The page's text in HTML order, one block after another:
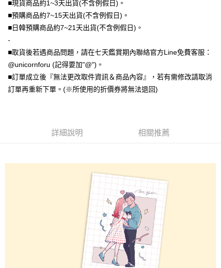
元大商業銀行
星展（台灣）商業銀行
台新國際商業銀行
中國信託商業銀行
匯豐（台灣）商業銀行
華泰商業銀行
聯邦商業銀行
遠東國際商業銀行
元大商業銀行
永豐商業銀行
台灣樂天信用卡公司
臺灣中小企業銀行
匯豐（台灣）商業銀行
華泰商業銀行
聯邦商業銀行
遠東國際商業銀行
玉山商業銀行
星展（台灣）商業銀行
台新國際商業銀行
台灣樂天信用卡公司
上海商業儲蓄銀行
台北富邦商業銀行
兆豐國際商業銀行
臺灣中小企業銀行
台中商業銀行
匯豐（台灣）商業銀行
華泰商業銀行
聯邦商業銀行
永豐商業銀行
玉山商業銀行
星展（台灣）商業銀行
中國信託商業銀行
台灣樂天信用卡公司
LINE Pay
Apple Pay
街口支付
悠遊付
Google Pay
全盈+PAY
【大哥付你分期使用說明】
流程，驗證手機門號後，選擇欲分期的期數、繳款截止日，確認付款後即完
3.實際核准額度、可分期數及費用金額請依後續交易確認頁面所載為準。
4.訂單成立30分鐘內，如未前往確認交易或遇審核未通過，訂單將自動取
消。如遇「轉專審核」未通過狀況，表示未達大哥付你分期系統評分，恕無
1.分期款項不併入電信帳單，「大哥付你分期」於每月結算日後寄送繳費提
2.透過簡訊連結打開帳單後，可選擇「超商條碼／台灣大直營門市／銀行轉
帳／街口支付／iPASS MONEY」等通路繳費。
AFTEE先享後付是「在收到商品之後才付款」的支付方式。 讓您購物簡單
１．簡單：不需註冊會員、不需綁卡、不需儲值。
２．便利：只要手機號碼，簡訊認證，即可結帳。
３．安心：先確認商品／服務後，再付款。
【「AFTEE先享後付」結帳流程】
１．於結帳方式選擇「AFTEE先享後付」後，將跳轉至「AFTEE先享後付」
結帳頁面，進行簡訊認證並確認金額後，即可完成結帳。
２．訂單成立數日內，您將收到繳費通知簡訊。
３．收到繳費通知簡訊後14天內，點擊此簡訊中的連結，可透過四大超商／
每筆NT$70，滿NT$1,000(含以上)免運費
每筆NT$70，滿NT$899(含以上)免運費
■現貨商品約1~3天出貨(不含例假日)。
■預購商品約7~15天出貨(不含例假日)。
■日韓預購商品約7~21天出貨(不含例假日)。
-
■取貨後若遇商品問題，請在七天鑑賞期內聯絡官方Line免費客服：
@unicornforu (記得要加"@")。
■訂單成立後『無法更改取件資訊＆商品內容』，若有需修改請取消
訂單再重新下單。(※所使用的折價券將無法退回)
詳細說明 相關推薦